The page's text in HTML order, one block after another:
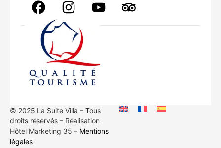
© 2025 La Suite Villa – Tous
droits réservés – Réalisation
Hôtel Marketing 35 – Mentions
légales